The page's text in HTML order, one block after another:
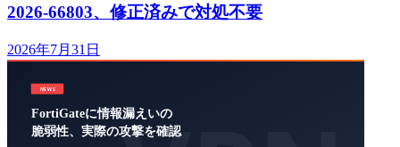
2026-66803、修正済みで対処不要
2026年7月31日